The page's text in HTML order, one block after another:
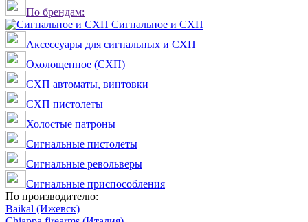
По брендам:
Сигнальное и СХП
Аксессуары для сигнальных и СХП
Охолощенное (СХП)
СХП автоматы, винтовки
СХП пистолеты
Холостые патроны
Сигнальные пистолеты
Сигнальные револьверы
Сигнальные приспособления
По производителю:
Baikal (Ижевск)